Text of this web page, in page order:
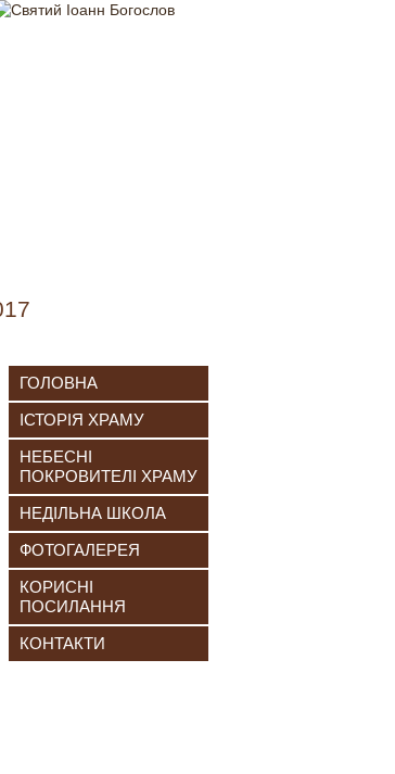
ГОЛОВНА
ІСТОРІЯ ХРАМУ
НЕБЕСНІ
ПОКРОВИТЕЛІ ХРАМУ
НЕДІЛЬНА ШКОЛА
ФОТОГАЛЕРЕЯ
КОРИСНІ
ПОСИЛАННЯ
КОНТАКТИ